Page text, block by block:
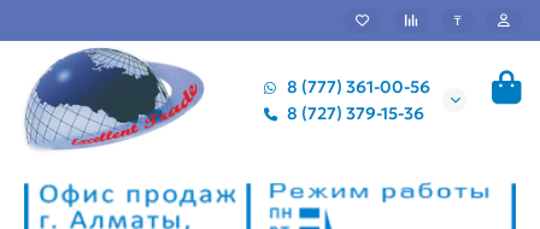
₸
8 (777) 361-00-56
8 (727) 379-15-36